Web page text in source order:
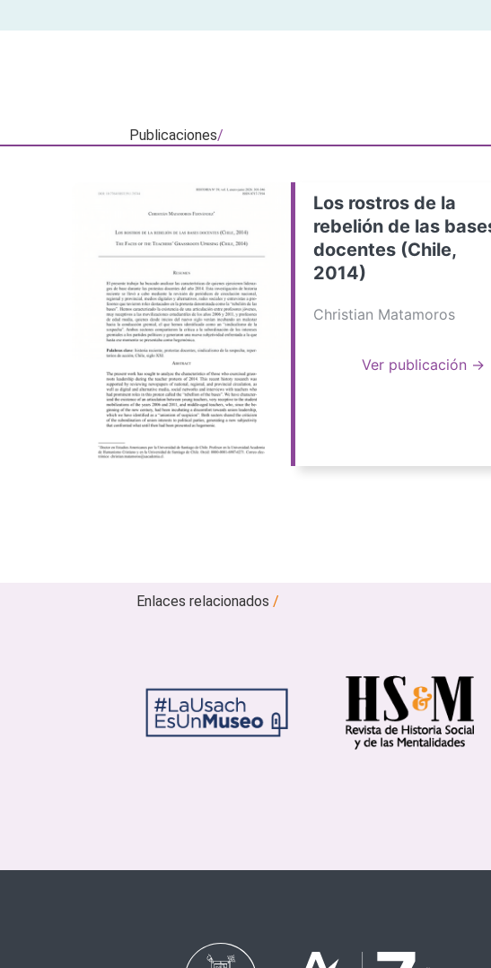
Publicaciones/
Los rostros de la
rebelión de las
docentes (Chile,
2014)
Christian Matamoros
Ver publicación →
Enlaces relacionados/